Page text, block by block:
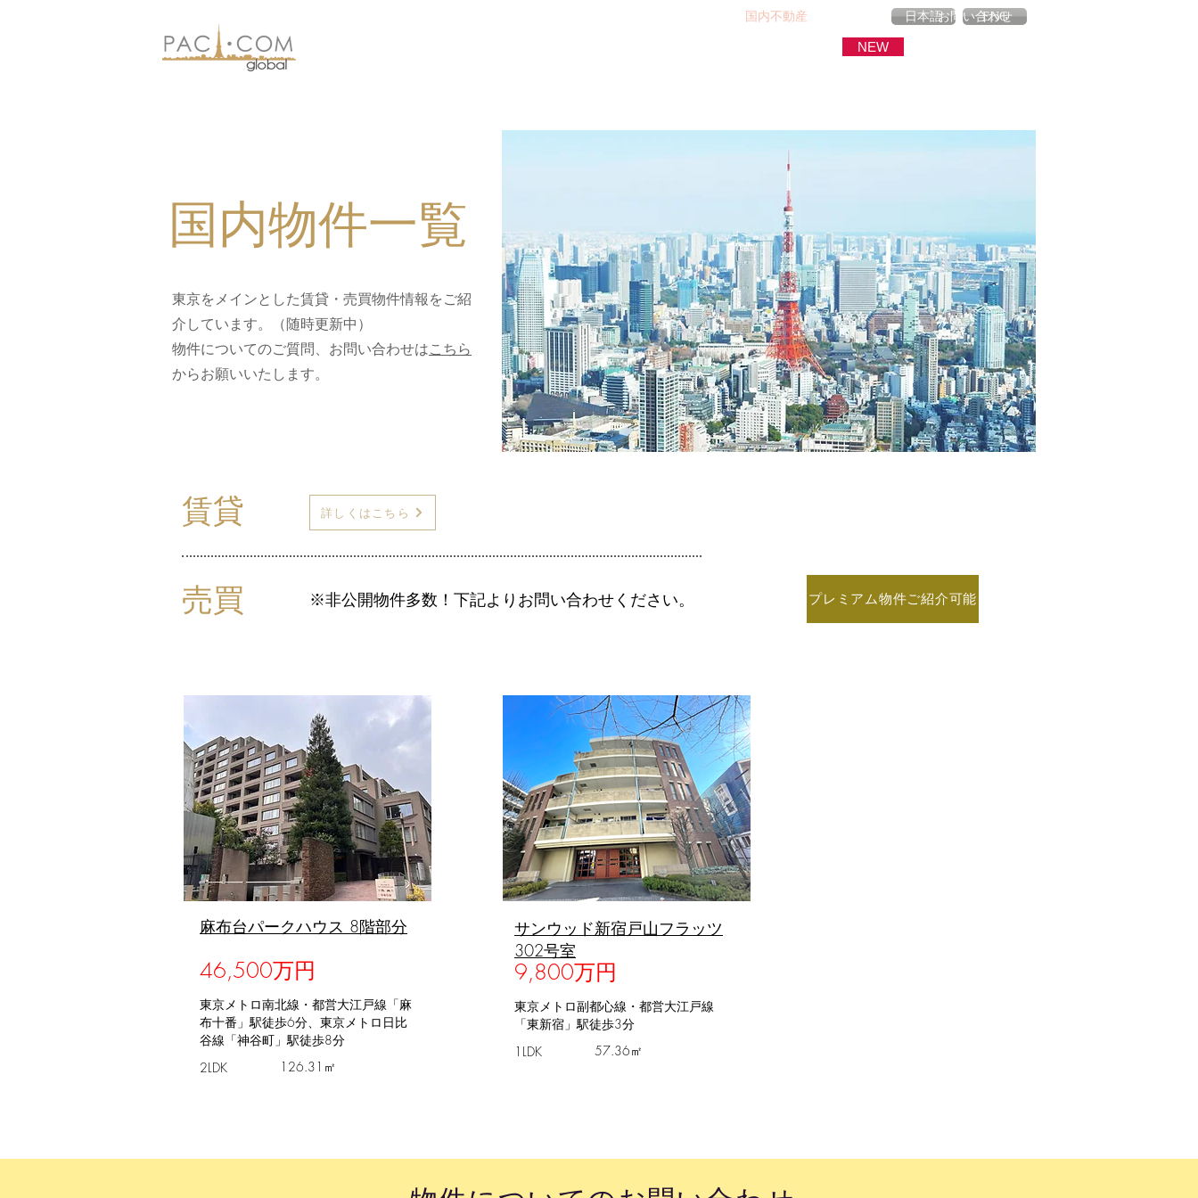
日本語 ENG
国内不動産 お問い合わせ
NEW
国内物件一覧
東京をメインとした賃貸・売買物件情報をご紹
介しています。（随時更新中）
​物件についてのご質問、お問い合わせはこちら
からお願いいたします。
賃貸 詳しくはこちら
売買 ※非公開物件多数！下記よりお問い合わせください。 プレミアム物件ご紹介可能
46,500万円
​麻布台パークハウス 8階部分
東京メトロ南北線・都営大江戸線「麻
布十番」駅徒歩6分、東京メトロ日比
谷線「神谷町」駅徒歩8分
2LDK
126.31㎡
​サンウッド新宿戸山フラッツ
302号室
9,800万円
東京メトロ副都心線・都営大江戸線
「東新宿」駅徒歩3分
1LDK
57.36㎡